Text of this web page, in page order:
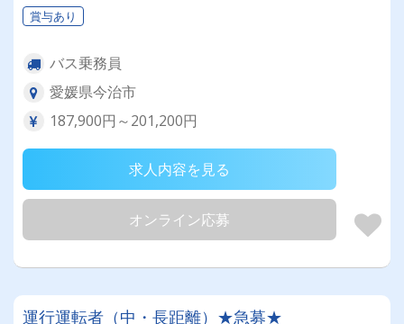
賞与あり
バス乗務員
愛媛県今治市
187,900円～201,200円
求人内容を見る
オンライン応募
運行運転者（中・長距離）★急募★